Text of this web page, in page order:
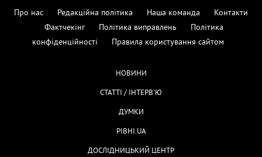
Про нас Редакційна політика Наша команда
Контакти
Фактчекінг
Політика виправлень
Політика
конфіденційності
Правила користування сайтом
НОВИНИ
СТАТТІ / ІНТЕРВ'Ю
ДУМКИ
РІВНІ.UA
ДОСЛІДНИЦЬКИЙ ЦЕНТР